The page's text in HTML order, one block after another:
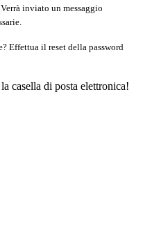
Verrà inviato un messaggio
Effettua il reset della password
casella di posta elettronica!